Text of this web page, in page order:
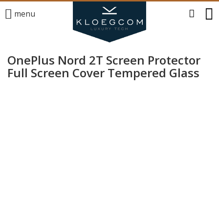
menu
OnePlus Nord 2T Screen Protector
Full Screen Cover Tempered Glass